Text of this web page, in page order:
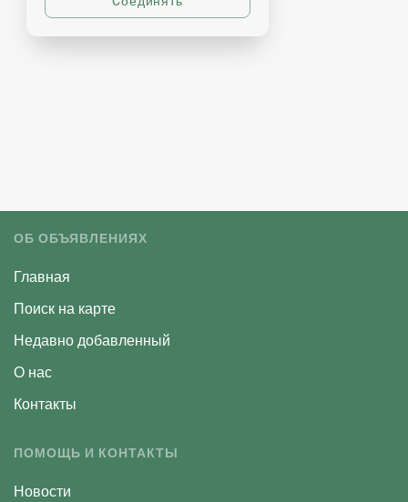
ОБ ОБЪЯВЛЕНИЯХ
Главная
Поиск на карте
Недавно добавленный
О нас
Контакты
ПОМОЩЬ И КОНТАКТЫ
Новости